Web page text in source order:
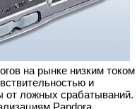
на рынке низким током
и
ложных срабатываний.
Pandora